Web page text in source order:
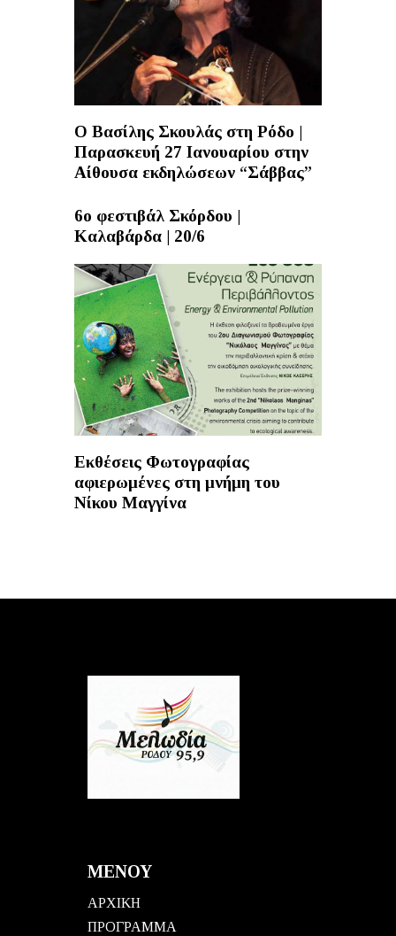
Ο Βασίλης Σκουλάς στη Ρόδο |
Παρασκευή 27 Ιανουαρίου στην
Αίθουσα εκδηλώσεων “Σάββας”
6ο φεστιβάλ Σκόρδου |
Καλαβάρδα | 20/6
Εκθέσεις Φωτογραφίας
αφιερωμένες στη μνήμη του
Νίκου Μαγγίνα
ΜΕΝΟΥ
ΑΡΧΙΚΗ
ΠΡΟΓΡΑΜΜΑ